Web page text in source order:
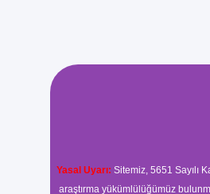
Yasal Uyarı: Sitemiz, 5651 Sayılı
araştırma yükümlülüğümüz